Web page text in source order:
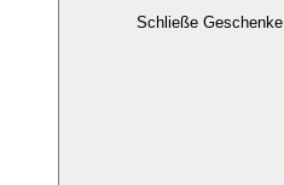
Schließe Geschenke